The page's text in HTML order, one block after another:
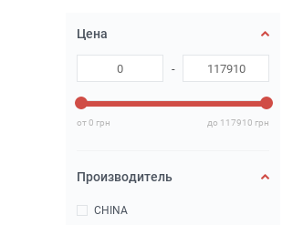
Цена
-
от 0 грн до 117910 грн
Производитель
CHINA